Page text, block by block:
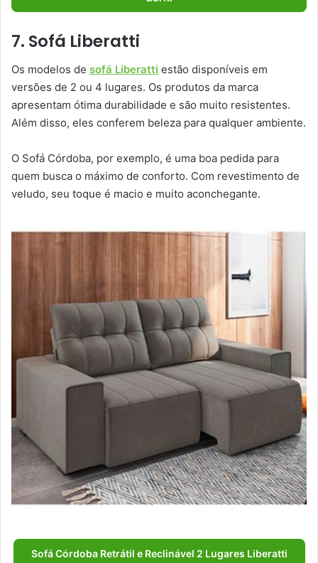
7. Sofá Liberatti
Os modelos de sofá Liberatti estão disponíveis em
versões de 2 ou 4 lugares. Os produtos da marca
apresentam ótima durabilidade e são muito resistentes.
Além disso, eles conferem beleza para qualquer ambiente.
O Sofá Córdoba, por exemplo, é uma boa pedida para
quem busca o máximo de conforto. Com revestimento de
veludo, seu toque é macio e muito aconchegante.
Sofá Córdoba Retrátil e Reclinável 2 Lugares Liberatti